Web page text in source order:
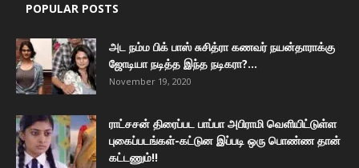
POPULAR POSTS
அட நம்ம பிக் பாஸ் சுசித்ரா கணவர் நயன்தாராக்கு
ஜோடியா நடித்த இந்த நடிகரா?...
November 19, 2020
ராட்சசன் திரைப்பட பாப்பா அபிராமி வெளியிட்டுள்ள
புகைப்படங்கள்-கட்டுன இப்படி ஒரு பொண்ண தான்
கட்டணும்!!